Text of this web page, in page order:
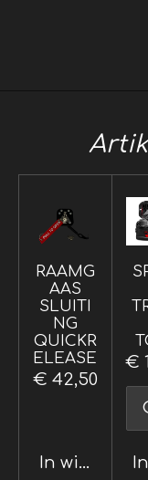
RAAMG
AAS
SLUITI
NG
QUICKR
ELEASE
€ 42,50
In
€